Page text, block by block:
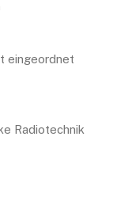
eingeordnet
Radiotechnik